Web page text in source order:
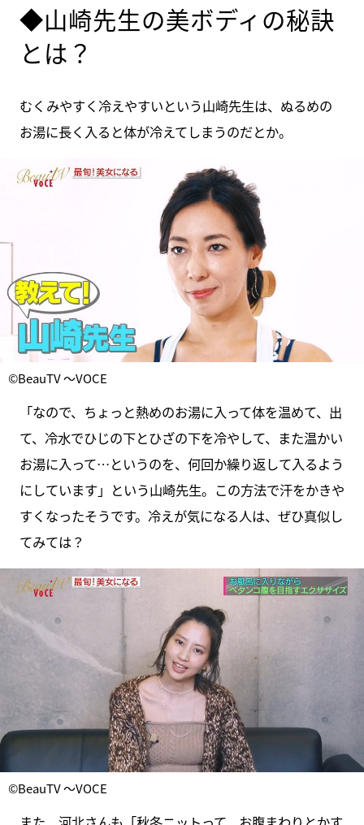
◆山崎先生の美ボディの秘訣
とは？
むくみやすく冷えやすいという山崎先生は、ぬるめの
お湯に長く入ると体が冷えてしまうのだとか。
©BeauTV ～VOCE
「なので、ちょっと熱めのお湯に入って体を温めて、出
て、冷水でひじの下とひざの下を冷やして、また温かい
お湯に入って…というのを、何回か繰り返して入るよう
にしています」という山崎先生。この方法で汗をかきや
すくなったそうです。冷えが気になる人は、ぜひ真似し
てみては？
©BeauTV ～VOCE